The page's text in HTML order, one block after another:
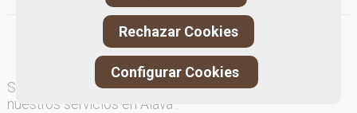
Somos especialistas en Botas de mujer, y ofrecemos
nuestros servicios en Álava .
Rechazar Cookies
Configurar Cookies